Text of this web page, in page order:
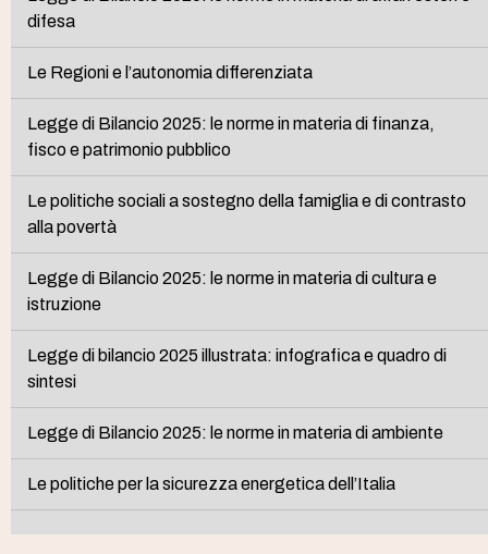
difesa
Le Regioni e l’autonomia differenziata
Legge di Bilancio 2025: le norme in materia di finanza,
fisco e patrimonio pubblico
Le politiche sociali a sostegno della famiglia e di contrasto
alla povertà
Legge di Bilancio 2025: le norme in materia di cultura e
istruzione
Legge di bilancio 2025 illustrata: infografica e quadro di
sintesi
Legge di Bilancio 2025: le norme in materia di ambiente
Le politiche per la sicurezza energetica dell’Italia